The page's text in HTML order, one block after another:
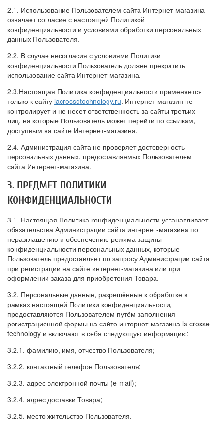
2.1. Использование Пользователем сайта Интернет-магазина
означает согласие с настоящей Политикой
конфиденциальности и условиями обработки персональных
данных Пользователя.
2.2. В случае несогласия с условиями Политики
конфиденциальности Пользователь должен прекратить
использование сайта Интернет-магазина.
2.3.Настоящая Политика конфиденциальности применяется
только к сайту lacrossetechnology.ru. Интернет-магазин не
контролирует и не несет ответственность за сайты третьих
лиц, на которые Пользователь может перейти по ссылкам,
доступным на сайте Интернет-магазина.
2.4. Администрация сайта не проверяет достоверность
персональных данных, предоставляемых Пользователем
сайта Интернет-магазина.
3. ПРЕДМЕТ ПОЛИТИКИ
КОНФИДЕНЦИАЛЬНОСТИ
3.1. Настоящая Политика конфиденциальности устанавливает
обязательства Администрации сайта интернет-магазина по
неразглашению и обеспечению режима защиты
конфиденциальности персональных данных, которые
Пользователь предоставляет по запросу Администрации сайта
при регистрации на сайте интернет-магазина или при
оформлении заказа для приобретения Товара.
3.2. Персональные данные, разрешённые к обработке в
рамках настоящей Политики конфиденциальности,
предоставляются Пользователем путём заполнения
регистрационной формы на cайте интернет-магазина la crosse
technology и включают в себя следующую информацию:
3.2.1. фамилию, имя, отчество Пользователя;
3.2.2. контактный телефон Пользователя;
3.2.3. адрес электронной почты (e-mail);
3.2.4. адрес доставки Товара;
3.2.5. место жительство Пользователя.